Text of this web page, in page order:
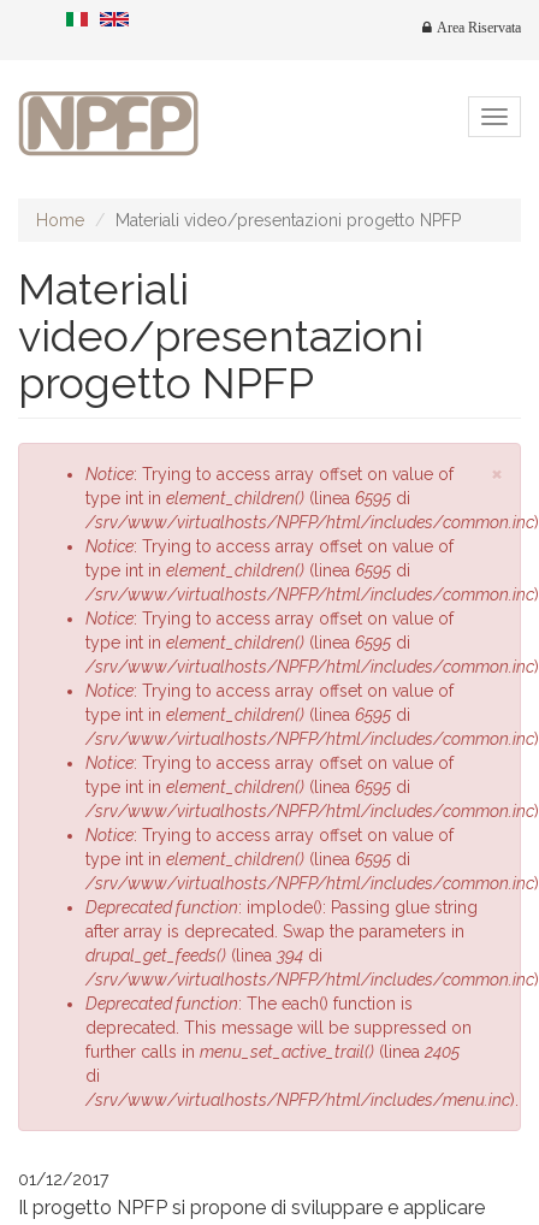
Area Riservata
Home Materiali video/presentazioni progetto NPFP
Materiali
video/presentazioni
progetto NPFP
×
Messaggio
errore
Notice: Trying to access array offset on value of
type int in element_children() (linea 6595 di
/srv/www/virtualhosts/NPFP/html/includes/common.inc
Notice: Trying to access array offset on value of
type int in element_children() (linea 6595 di
/srv/www/virtualhosts/NPFP/html/includes/common.inc
Notice: Trying to access array offset on value of
type int in element_children() (linea 6595 di
/srv/www/virtualhosts/NPFP/html/includes/common.inc
Notice: Trying to access array offset on value of
type int in element_children() (linea 6595 di
/srv/www/virtualhosts/NPFP/html/includes/common.inc
Notice: Trying to access array offset on value of
type int in element_children() (linea 6595 di
/srv/www/virtualhosts/NPFP/html/includes/common.inc
Notice: Trying to access array offset on value of
type int in element_children() (linea 6595 di
/srv/www/virtualhosts/NPFP/html/includes/common.inc
Deprecated function: implode(): Passing glue string
after array is deprecated. Swap the parameters in
drupal_get_feeds() (linea 394 di
/srv/www/virtualhosts/NPFP/html/includes/common.inc
Deprecated function: The each() function is
deprecated. This message will be suppressed on
further calls in menu_set_active_trail() (linea 2405
di
/srv/www/virtualhosts/NPFP/html/includes/menu.inc).
01/12/2017
Il progetto NPFP si propone di sviluppare e applicare